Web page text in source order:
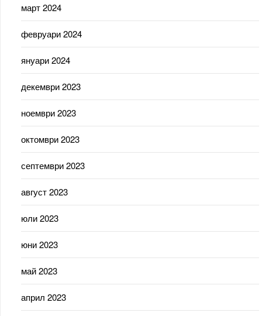
март 2024
февруари 2024
януари 2024
декември 2023
ноември 2023
октомври 2023
септември 2023
август 2023
юли 2023
юни 2023
май 2023
април 2023